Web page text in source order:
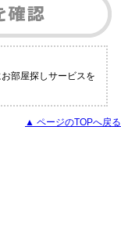
部屋探しサービスを
▲ ページのTOPへ戻る